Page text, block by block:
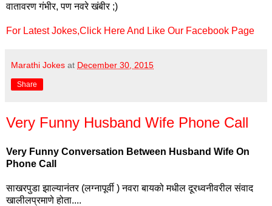
वातावरण गंभीर, पण नवरे खंबीर ;)
For Latest Jokes,Click Here And Like Our Facebook Page
Marathi Jokes at December 30, 2015
Share
Very Funny Husband Wife Phone Call
Very Funny Conversation Between Husband Wife On
Phone Call
साखरपुडा झाल्यानंतर (लग्नापूर्वी ) नवरा बायको मधील दूरध्वनीवरील संवाद
खालीलप्रमाणे होता....